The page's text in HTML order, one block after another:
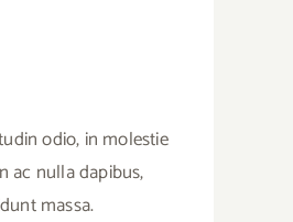
odio, in molestie
ac nulla dapibus,
massa.